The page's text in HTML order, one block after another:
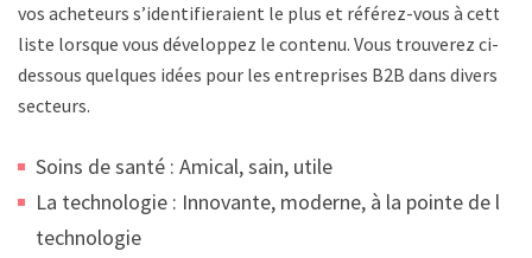
vos acheteurs s’identifieraient le plus et référez-vous à cette
liste lorsque vous développez le contenu. Vous trouverez ci-
dessous quelques idées pour les entreprises B2B dans divers
secteurs.
Soins de santé : Amical, sain, utile
La technologie : Innovante, moderne, à la pointe de la
technologie